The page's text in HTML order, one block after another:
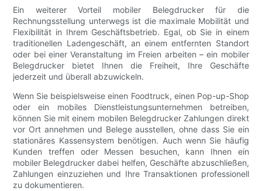
Ein weiterer Vorteil mobiler Belegdrucker für die
Rechnungsstellung unterwegs ist die maximale Mobilität und
Flexibilität in Ihrem Geschäftsbetrieb. Egal, ob Sie in einem
traditionellen Ladengeschäft, an einem entfernten Standort
oder bei einer Veranstaltung im Freien arbeiten – ein mobiler
Belegdrucker bietet Ihnen die Freiheit, Ihre Geschäfte
jederzeit und überall abzuwickeln.
Wenn Sie beispielsweise einen Foodtruck, einen Pop-up-Shop
oder ein mobiles Dienstleistungsunternehmen betreiben,
können Sie mit einem mobilen Belegdrucker Zahlungen direkt
vor Ort annehmen und Belege ausstellen, ohne dass Sie ein
stationäres Kassensystem benötigen. Auch wenn Sie häufig
Kunden treffen oder Messen besuchen, kann Ihnen ein
mobiler Belegdrucker dabei helfen, Geschäfte abzuschließen,
Zahlungen einzuziehen und Ihre Transaktionen professionell
zu dokumentieren.